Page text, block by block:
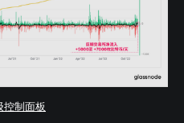
控制面板